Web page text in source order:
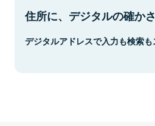
住所に、デジタルの確かさ
デジタルアドレスで入力も検索も